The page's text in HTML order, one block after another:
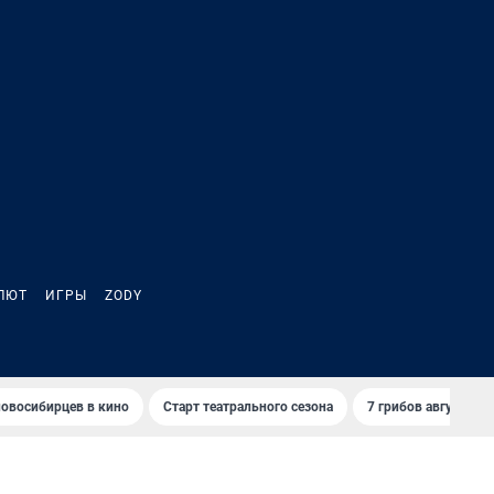
ИГРЫ ZODY
в кино Старт театрального сезона 7 грибов августа